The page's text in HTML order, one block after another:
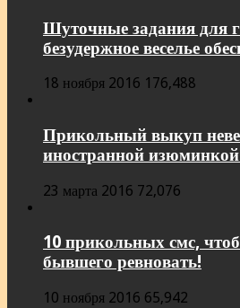
Шуточные задания для
безудержное веселье
18 ноября 2016 176,488
Прикольный выкуп
иностранной
23 марта 2016 72,076
10 прикольных смс,
бывшего ревновать!
10 ноября 2016 65,942